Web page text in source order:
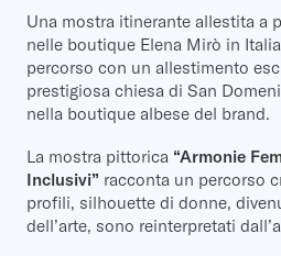
Una mostra itinerante allestita a
nelle boutique Elena Mirò in
percorso con un allestimento
prestigiosa chiesa di San
nella boutique albese del brand.
La mostra pittorica “Armonie
Inclusivi” racconta un percorso
profili, silhouette di donne,
dell’arte, sono reinterpretati